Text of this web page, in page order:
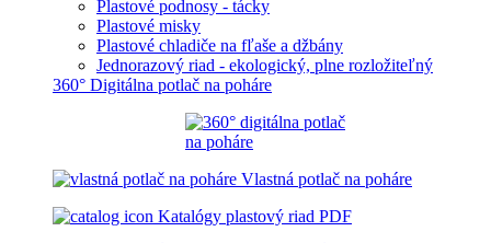
Plastové podnosy - tácky
Plastové misky
Plastové chladiče na fľaše a džbány
Jednorazový riad - ekologický, plne rozložiteľný
360° Digitálna potlač na poháre
Vlastná potlač na poháre
Katalógy plastový riad PDF